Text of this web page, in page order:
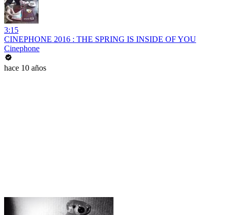
3:15
CINEPHONE 2016 : THE SPRING IS INSIDE OF YOU
Cinephone
hace 10 años